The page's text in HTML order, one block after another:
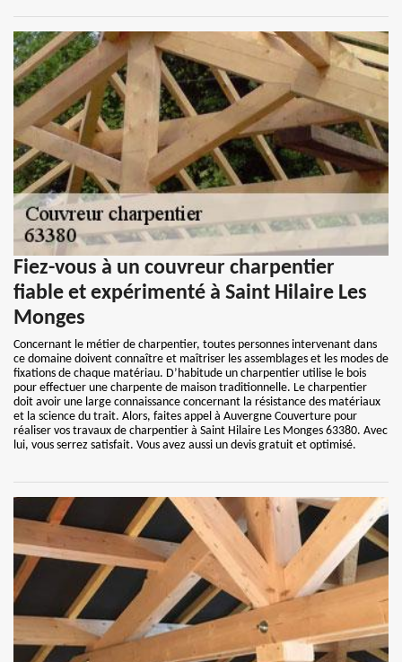
Fiez-vous à un couvreur charpentier
fiable et expérimenté à Saint Hilaire Les
Monges
Concernant le métier de charpentier, toutes personnes intervenant dans
ce domaine doivent connaître et maîtriser les assemblages et les modes de
fixations de chaque matériau. D’habitude un charpentier utilise le bois
pour effectuer une charpente de maison traditionnelle. Le charpentier
doit avoir une large connaissance concernant la résistance des matériaux
et la science du trait. Alors, faites appel à Auvergne Couverture pour
réaliser vos travaux de charpentier à Saint Hilaire Les Monges 63380. Avec
lui, vous serrez satisfait. Vous avez aussi un devis gratuit et optimisé.